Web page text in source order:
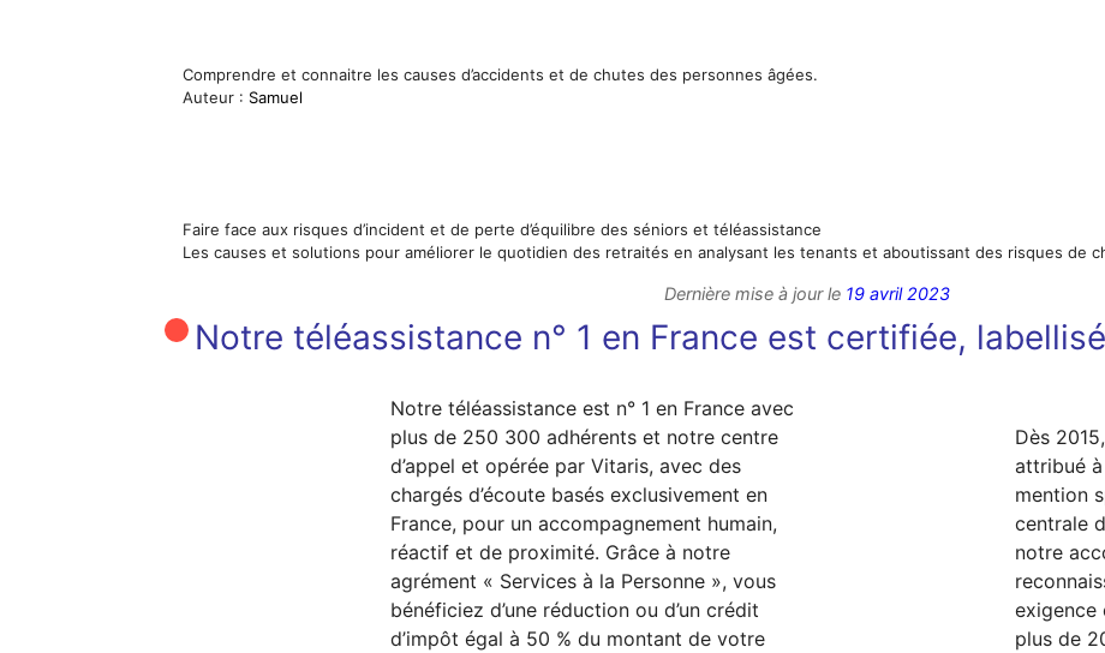
Comprendre et connaitre les causes d’accidents et de chutes des personnes âgées.
Auteur : Samuel
Faire face aux risques d’incident et de perte d’équilibre des séniors et téléassistance
Les causes et solutions pour améliorer le quotidien des retraités en analysant les tenants et aboutissant des risques de
Dernière mise à jour le 19 avril 2023
Notre téléassistance n° 1 en France est certifiée,
Notre téléassistance est n° 1 en France avec
plus de 250 300 adhérents et notre centre
d’appel et opérée par Vitaris, avec des
chargés d’écoute basés exclusivement en
France, pour un accompagnement humain,
réactif et de proximité. Grâce à notre
agrément « Services à la Personne », vous
bénéficiez d’une réduction ou d’un crédit
d’impôt égal à 50 % du montant de votre
Dès
attribué
mention
centrale
notre
exigence
plus de